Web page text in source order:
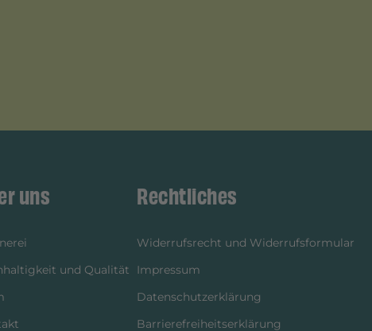
uns
und Qualität
Rechtliches
Widerrufsrecht und Widerrufsformular
Impressum
Datenschutzerklärung
Barrierefreiheitserklärung